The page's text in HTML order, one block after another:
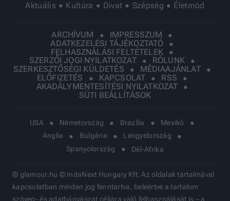
Aktuális
Kultúra Divat Szépség Életmód
ARCHÍVUM
IMPRESSZUM
ADATKEZELÉSI TÁJÉKOZTATÓ
FELHASZNÁLÁSI FELTÉTELEK
SZERZŐI JOGI NYILATKOZAT
RÓLUNK
SZERKESZTŐSÉGI KÜLDETÉS
MÉDIAAJÁNLAT
ELŐFIZETÉS
KAPCSOLAT
RSS
AKADÁLYMENTESÍTÉSI NYILATKOZAT
SÜTI BEÁLLÍTÁSOK
USA Németország Brazília
Mexikó
Anglia
Bulgária
Lengyelország
Spanyolország
Dél-Afrika
© glamour.hu © IndaNext Hungary Kft. Az oldalak tartalmával
kapcsolatban minden jog fenntartva, beleértve a tartalom
szöveg- és adatbányászat céljára való felhasználását is – a